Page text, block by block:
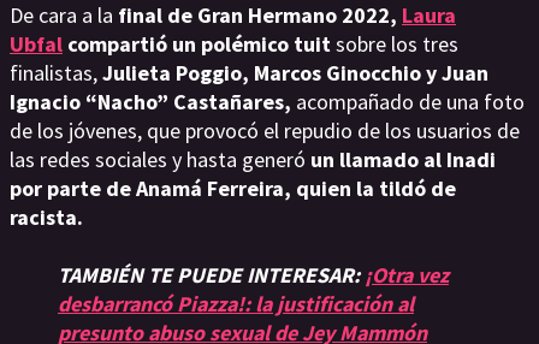
De cara a la final de Gran Hermano 2022, Laura
Ubfal compartió un polémico tuitsobre los tres
finalistas,Julieta Poggio, Marcos Ginocchio y Juan
Ignacio “Nacho” Castañares, acompañado de una foto
de los jóvenes, que provocó el repudio de los usuarios de
las redes sociales y hasta generó un llamado al Inadi
por parte de Anamá Ferreira, quien la tildó de
racista.
TAMBIÉN TE PUEDE INTERESAR:¡Otra vez
desbarrancó Piazza!: la justificación al
presunto abuso sexual de Jey Mammón